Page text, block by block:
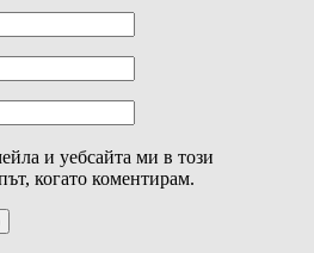
и уебсайта ми в този
когато коментирам.